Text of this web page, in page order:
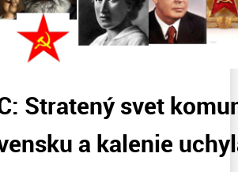
Stratený svet
a kalenie